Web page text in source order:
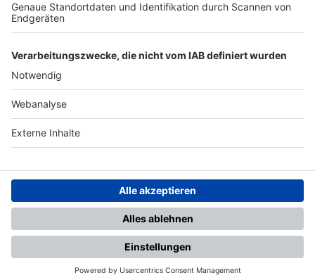
Nutzungsbedingungen Datenschutz Impressum